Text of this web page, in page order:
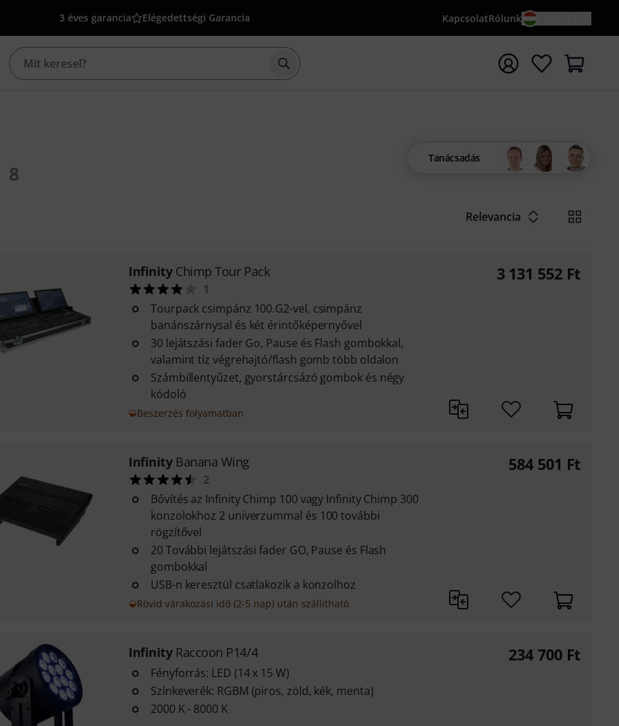
3 éves garancia Elégedettségi Garancia KapcsolatRólunk
Keresés indítása {searchTerm} keresőszóval
8
Tanácsadás
Relevancia
Infinity Chimp Tour Pack
1
Tourpack csimpánz 100.G2-vel, csimpánz
banánszárnysal és két érintőképernyővel
30 lejátszási fader Go, Pause és Flash gombokkal,
valamint tíz végrehajtó/flash gomb több oldalon
Számbillentyűzet, gyorstárcsázó gombok és négy
kódoló
Beszerzés folyamatban
3 131 552 Ft
Infinity Banana Wing
2
Bővítés az Infinity Chimp 100 vagy Infinity Chimp 300
konzolokhoz 2 univerzummal és 100 további
rögzítővel
20 További lejátszási fader GO, Pause és Flash
gombokkal
USB-n keresztül csatlakozik a konzolhoz
Rövid várakozási idő (2-5 nap) után szállítható
584 501 Ft
Infinity Raccoon P14/4
Fényforrás: LED (14 x 15 W)
Színkeverék: RGBM (piros, zöld, kék, menta)
2000 K - 8000 K
234 700 Ft